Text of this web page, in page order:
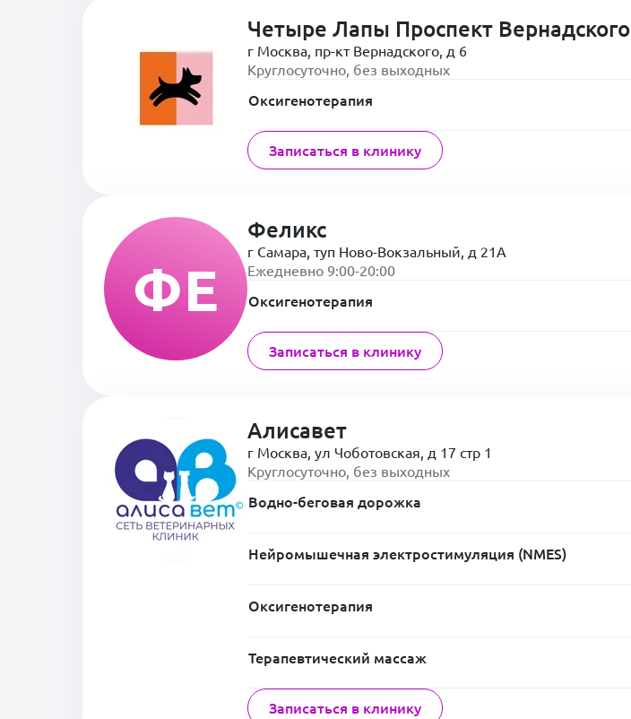
Четыре Лапы Проспект Вернадского
г Москва, пр-кт Вернадского, д 6
Круглосуточно, без выходных
Оксигенотерапия
Записаться в клинику
ФЕ
Феликс
г Самара, туп Ново-Вокзальный, д 21А
Ежедневно 9:00-20:00
Оксигенотерапия
Записаться в клинику
Алисавет
г Москва, ул Чоботовская, д 17 стр 1
Круглосуточно, без выходных
Водно-беговая дорожка
Нейромышечная электростимуляция (NMES)
Оксигенотерапия
Терапевтический массаж
Записаться в клинику